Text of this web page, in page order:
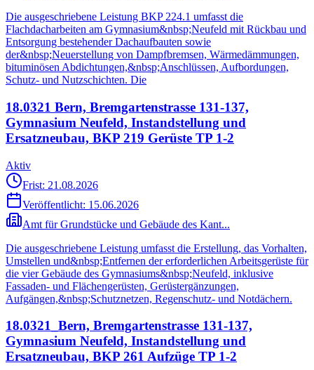
Die ausgeschriebene Leistung BKP 224.1 umfasst die
Flachdacharbeiten am Gymnasium&nbsp;Neufeld mit Rückbau und
Entsorgung bestehender Dachaufbauten sowie
der&nbsp;Neuerstellung von Dampfbremsen, Wärmedämmungen,
bituminösen Abdichtungen,&nbsp;Anschlüssen, Aufbordungen,
Schutz- und Nutzschichten. Die
18.0321 Bern, Bremgartenstrasse 131-137,
Gymnasium Neufeld, Instandstellung und
Ersatzneubau, BKP 219 Gerüste TP 1-2
Aktiv
Frist: 21.08.2026
Veröffentlicht: 15.06.2026
Amt für Grundstücke und Gebäude des Kant...
Die ausgeschriebene Leistung umfasst die Erstellung, das Vorhalten,
Umstellen und&nbsp;Entfernen der erforderlichen Arbeitsgerüste für
die vier Gebäude des Gymnasiums&nbsp;Neufeld, inklusive
Fassaden- und Flächengerüsten, Gerüstergänzungen,
Aufgängen,&nbsp;Schutznetzen, Regenschutz- und Notdächern.
18.0321_Bern, Bremgartenstrasse 131-137,
Gymnasium Neufeld, Instandstellung und
Ersatzneubau, BKP 261 Aufzüge TP 1-2